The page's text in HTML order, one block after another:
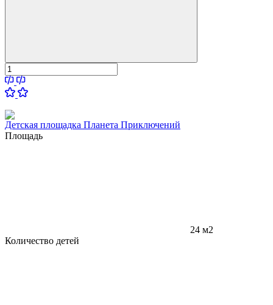
Детская площадка Планета Приключений
Площадь
24 м2
Количество детей